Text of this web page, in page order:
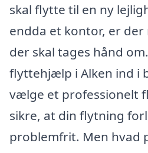
skal flytte til en ny
endda et kontor, er der
der skal tages hånd
flyttehjælp i Alken ind i
vælge et professionelt
sikre, at din flytning
problemfrit. Men hvad